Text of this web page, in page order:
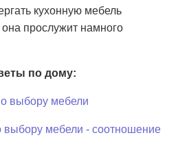
кухонную мебель
прослужит намного
по дому:
выбору мебели
выбору мебели - соотношение